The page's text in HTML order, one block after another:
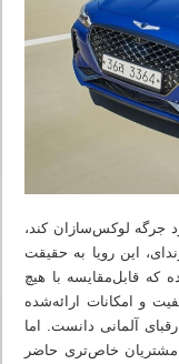
جرگه لوکس‌سازان کند،
این رویا به حقیقت
قابل‌مقایسه با هیچ
و امکانات ارائه‌شده
آلمانی دانست. اما
خاص‌تری حاضر